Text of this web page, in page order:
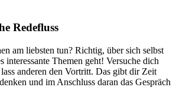
Redefluss
am liebsten tun? Richtig, über sich selbst
interessante Themen geht! Versuche dich
anderen den Vortritt. Das gibt dir Zeit
und im Anschluss daran das Gespräch